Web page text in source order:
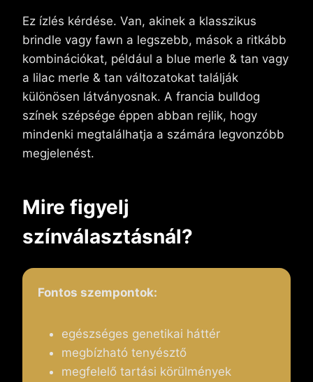
Ez ízlés kérdése. Van, akinek a klasszikus
brindle vagy fawn a legszebb, mások a ritkább
kombinációkat, például a blue merle & tan vagy
a lilac merle & tan változatokat találják
különösen látványosnak. A francia bulldog
színek szépsége éppen abban rejlik, hogy
mindenki megtalálhatja a számára legvonzóbb
megjelenést.
Mire figyelj
színválasztásnál?
Fontos szempontok:
egészséges genetikai háttér
megbízható tenyésztő
megfelelő tartási körülmények